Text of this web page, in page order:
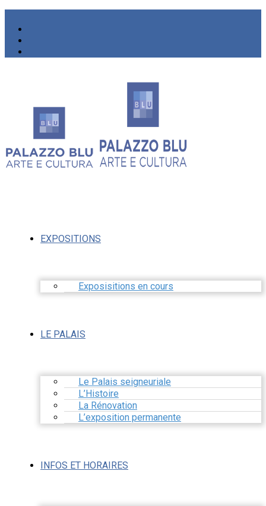
EXPOSITIONS
Exposisitions en cours
LE PALAIS
Le Palais seigneuriale
L’Histoire
La Rénovation
L’exposition permanente
INFOS ET HORAIRES